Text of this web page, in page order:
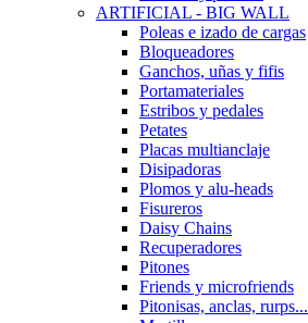
ARTIFICIAL - BIG WALL
Poleas e izado de cargas
Bloqueadores
Ganchos, uñas y fifis
Portamateriales
Estribos y pedales
Petates
Placas multianclaje
Disipadoras
Plomos y alu-heads
Fisureros
Daisy Chains
Recuperadores
Pitones
Friends y microfriends
Pitonisas, anclas, rurps...